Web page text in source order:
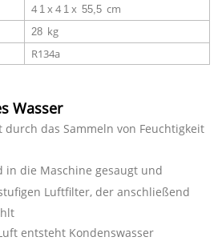
4 1 x 4 1 x 55,5 cm
28 kg
R134a
Wasser
durch das Sammeln von Feuchtigkeit
in die Maschine gesaugt und
Luftfilter, der anschließend
entsteht Kondenswasser